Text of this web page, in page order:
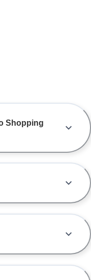
Shopping